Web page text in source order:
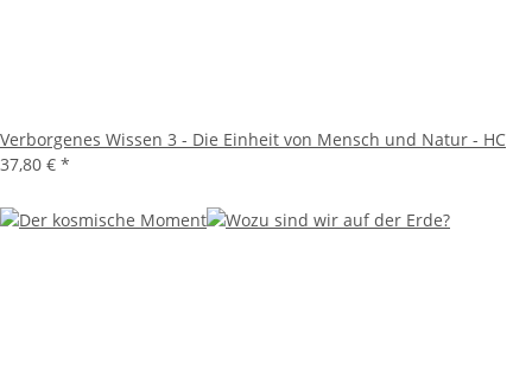
Verborgenes Wissen 3 - Die Einheit von Mensch und Natur - HC
37,80 € *